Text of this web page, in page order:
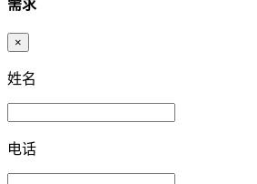
需求
×
姓名
电话